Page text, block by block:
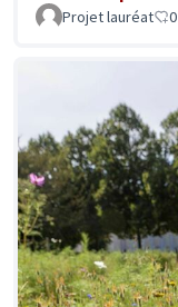
Projet lauréat 0